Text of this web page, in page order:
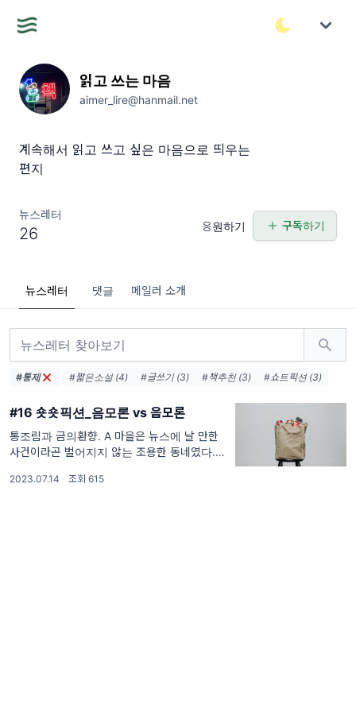
읽고 쓰는 마음
aimer_lire@hanmail.net
계속해서 읽고 쓰고 싶은 마음으로 띄우는
편지
뉴스레터
26 응원하기 구독하기
뉴스레터 댓글 메일러 소개
#통제 #짧은소설 (4) #글쓰기 (3) #책추천 (3) #쇼트픽션 (3)
#16 숏숏픽션_음모론 vs 음모론
통조림과 금의환향. A 마을은 뉴스에 날 만한
사건이라곤 벌어지지 않는 조용한 동네였다. 깨
난 건 생존율 때문이었다. 두 달 전, 치사율이
2023.07.14 · 조회 615